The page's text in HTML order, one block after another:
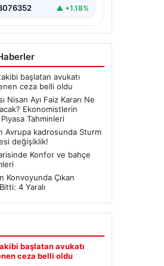
▲ +1.18%
başlatan avukatı
ceza belli oldu
Nisan Ayı Faiz Kararı Ne
Ekonomistlerin
Tahminleri
Avrupa kadrosunda Sturm
değişiklik!
Konfor ve bahçe
Konvoyunda Çıkan
4 Yaralı
başlatan avukatı
ceza belli oldu